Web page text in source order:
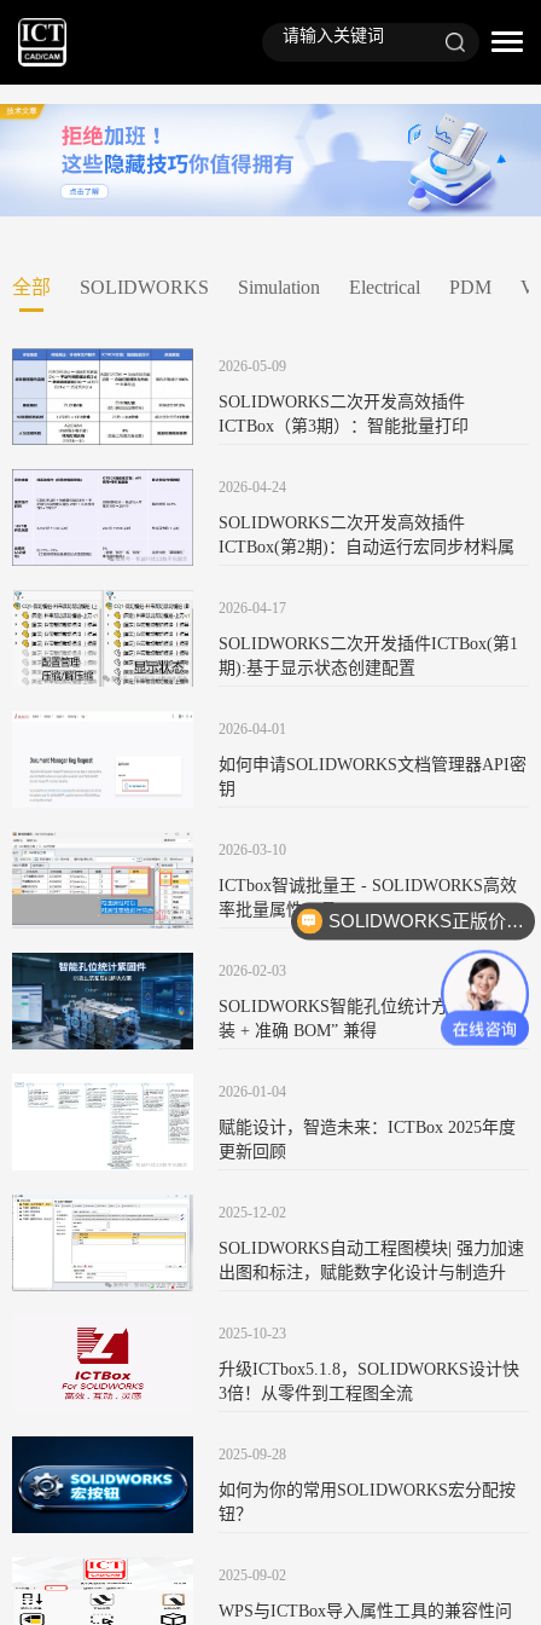
全部 SOLIDWORKS Simulation Electrical PDM
2026-05-09
SOLIDWORKS二次开发高效插件
ICTBox（第3期）：智能批量打印
2026-04-24
SOLIDWORKS二次开发高效插件
ICTBox(第2期)：自动运行宏同步材料属
2026-04-17
SOLIDWORKS二次开发插件ICTBox(第1
期):基于显示状态创建配置
2026-04-01
如何申请SOLIDWORKS文档管理器API密
钥
2026-03-10
ICTbox智诚批量王 - SOLIDWORKS高效
率批量属性工具
2026-02-03
SOLIDWORKS智能孔位统计方案让 “0 安
装 + 准确 BOM” 兼得
2026-01-04
赋能设计，智造未来：ICTBox 2025年度
更新回顾
2025-12-02
SOLIDWORKS自动工程图模块| 强力加速
出图和标注，赋能数字化设计与制造升
2025-10-23
升级ICTbox5.1.8，SOLIDWORKS设计快
3倍！从零件到工程图全流
2025-09-28
如何为你的常用SOLIDWORKS宏分配按
钮？
2025-09-02
WPS与ICTBox导入属性工具的兼容性问
SOLIDWORKS正版价格？